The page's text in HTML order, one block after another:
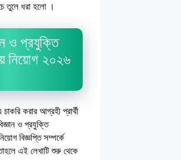
তুলে ধরা হলো ।
ও প্রযুক্তি
নিয়োগ ২০২৬
করার আগ্রহী প্রার্থী
ও প্রযুক্তি
বিজ্ঞপ্তি সম্পর্কে
এই লেখাটি শুরু থেকে